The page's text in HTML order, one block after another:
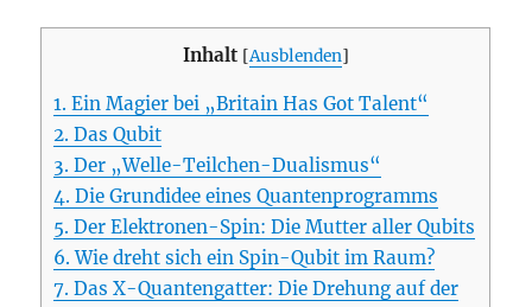
Inhalt [Ausblenden]
1. Ein Magier bei „Britain Has Got Talent“
2. Das Qubit
3. Der „Welle-Teilchen-Dualismus“
4. Die Grundidee eines Quantenprogramms
5. Der Elektronen-Spin: Die Mutter aller Qubits
6. Wie dreht sich ein Spin-Qubit im Raum?
7. Das X-Quantengatter: Die Drehung auf der